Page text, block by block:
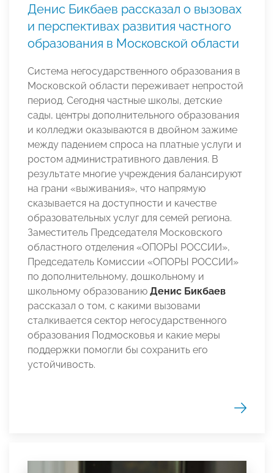
Денис Бикбаев рассказал о вызовах
и перспективах развития частного
образования в Московской области
Система негосударственного образования в
Московской области переживает непростой
период. Сегодня частные школы, детские
сады, центры дополнительного образования
и колледжи оказываются в двойном зажиме
между падением спроса на платные услуги и
ростом административного давления. В
результате многие учреждения балансируют
на грани «выживания», что напрямую
сказывается на доступности и качестве
образовательных услуг для семей региона.
Заместитель Председателя Московского
областного отделения «ОПОРЫ РОССИИ»,
Председатель Комиссии «ОПОРЫ РОССИИ»
по дополнительному, дошкольному и
школьному образованию Денис Бикбаев
рассказал о том, с какими вызовами
сталкивается сектор негосударственного
образования Подмосковья и какие меры
поддержки помогли бы сохранить его
устойчивость.